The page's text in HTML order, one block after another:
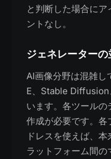
と判断した場合に
ントなし。
ジェネレーター
AI画像分野は混雑
E、Stable Diffusion
います。各ツールの
作成が必要です。各
ドレスを使えば、
ラットフォーム間